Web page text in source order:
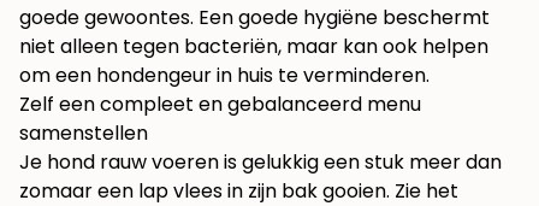
goede gewoontes. Een goede hygiëne beschermt
niet alleen tegen bacteriën, maar kan ook helpen
om een hondengeur in huis te verminderen.
Zelf een compleet en gebalanceerd menu
samenstellen
Je hond rauw voeren is gelukkig een stuk meer dan
zomaar een lap vlees in zijn bak gooien. Zie het